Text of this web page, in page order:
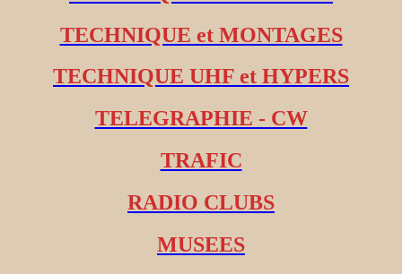
TECHNIQUE et MONTAGES
TECHNIQUE UHF et HYPERS
TELEGRAPHIE - CW
TRAFIC
RADIO CLUBS
MUSEES